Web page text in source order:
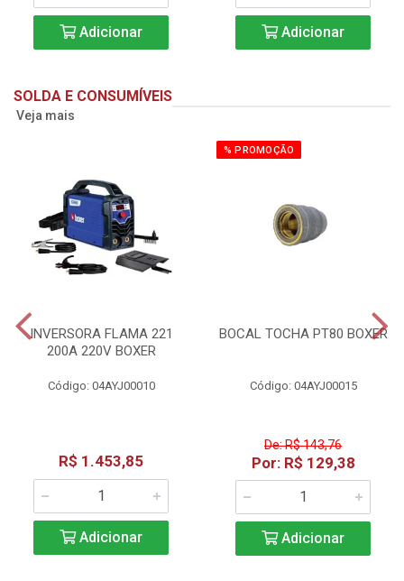
Adicionar Adicionar
SOLDA E CONSUMÍVEIS
Veja mais
INVERSORA FLAMA 221
200A 220V BOXER
Código: 04AYJ00010
R$ 1.453,85
Adicionar
% PROMOÇÃO
BOCAL TOCHA PT80 BOXER
Código: 04AYJ00015
De: R$ 143,76
Por: R$ 129,38
Adicionar